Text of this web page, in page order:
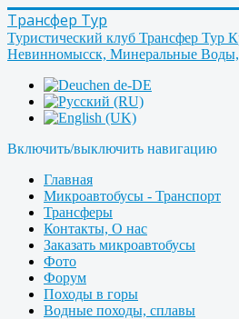
Трансфер Тур
Туристический клуб Трансфер Тур
Невинномысск, Минеральные
Включить/выключить навигацию
Главная
Микроавтобусы - Транспорт
Трансферы
Контакты, О нас
Заказать микроавтобусы
Фото
Форум
Походы в горы
Водные походы, сплавы